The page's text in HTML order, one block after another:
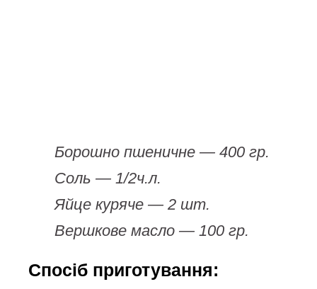
Борошно пшеничне — 400 гр.
Соль — 1/2ч.л.
Яйце куряче — 2 шт.
Вершкове масло — 100 гр.
Спосіб приготування: